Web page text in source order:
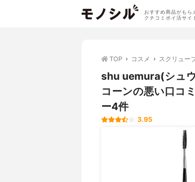
おすすめ商品がもら
クチコミポイ活サイ
TOP コスメ スクリュー
shu uemura(シュ
コーンの悪い口コ
ー4件
3.95